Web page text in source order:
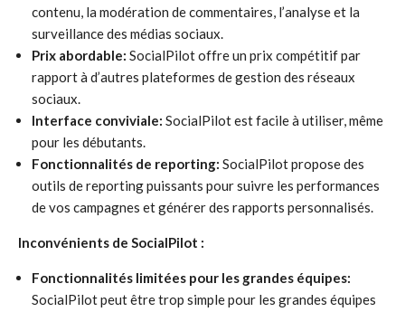
contenu, la modération de commentaires, l’analyse et la
surveillance des médias sociaux.
Prix abordable: SocialPilot offre un prix compétitif par
rapport à d’autres plateformes de gestion des réseaux
sociaux.
Interface conviviale: SocialPilot est facile à utiliser, même
pour les débutants.
Fonctionnalités de reporting: SocialPilot propose des
outils de reporting puissants pour suivre les performances
de vos campagnes et générer des rapports personnalisés.
Inconvénients de SocialPilot :
Fonctionnalités limitées pour les grandes équipes:
SocialPilot peut être trop simple pour les grandes équipes